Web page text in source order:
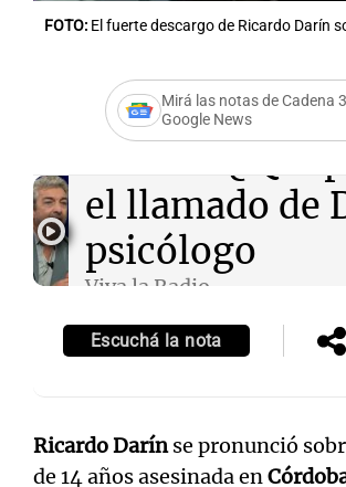
FOTO: El fuerte descargo de Ricardo Darín
Mirá las notas de Cadena
Google News
el llamado de
psicólogo
Viva la Radio
Escuchá la nota
Ricardo Darínse pronunció
de 14 años asesinada en